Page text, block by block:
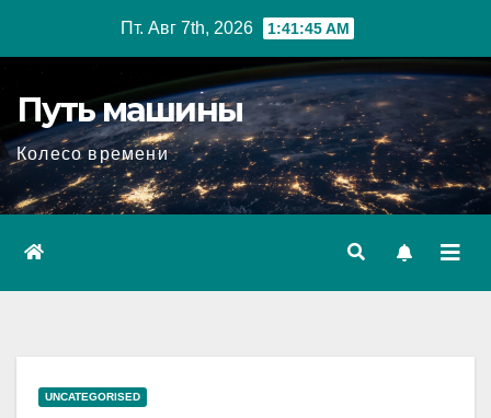
Пт. Авг 7th, 2026 1:41:46 AM
Путь машины
Колесо времени
UNCATEGORISED